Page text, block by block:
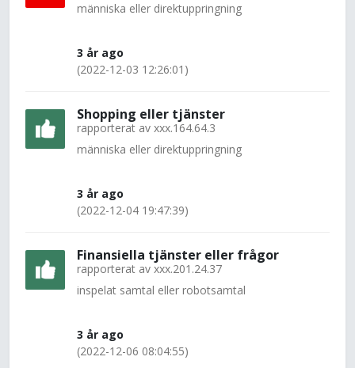
människa eller direktuppringning
3 år ago
(2022-12-03 12:26:01)
Shopping eller tjänster
rapporterat av xxx.164.64.3
människa eller direktuppringning
3 år ago
(2022-12-04 19:47:39)
Finansiella tjänster eller frågor
rapporterat av xxx.201.24.37
inspelat samtal eller robotsamtal
3 år ago
(2022-12-06 08:04:55)